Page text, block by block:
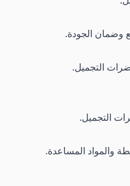
وضمان الجودة.
التجميل.
التجميل.
والمواد المساعدة.